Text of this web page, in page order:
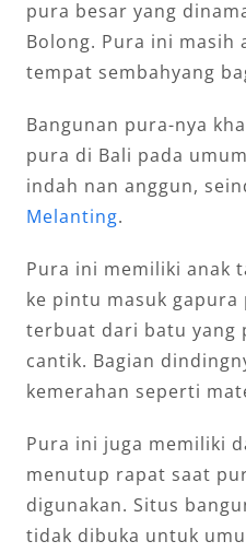
pura besar yang
Bolong. Pura ini masih
tempat sembahyang
Bangunan pura-nya
pura di Bali pada
indah nan anggun,
Melanting.
Pura ini memiliki anak
ke pintu masuk
terbuat dari batu yang
cantik. Bagian
kemerahan seperti
Pura ini juga memiliki
menutup rapat saat
digunakan. Situs
tidak dibuka untuk